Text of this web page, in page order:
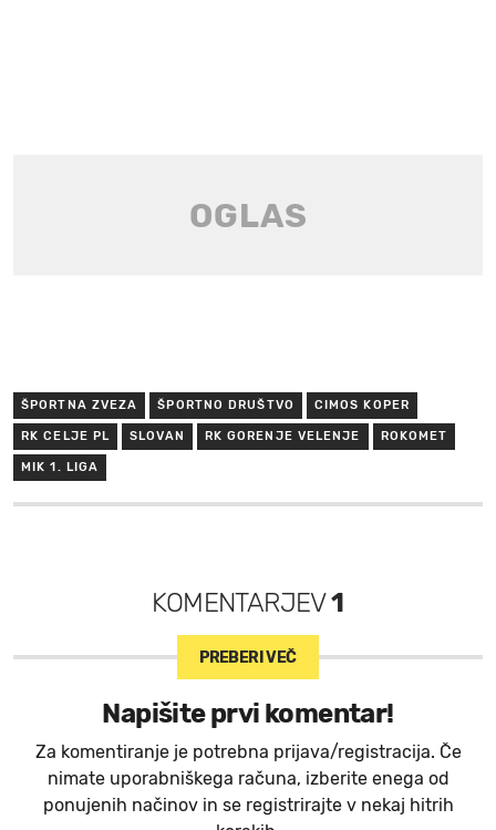
ŠPORTNA ZVEZA ŠPORTNO DRUŠTVO CIMOS KOPER
RK CELJE PL SLOVAN RK GORENJE VELENJE ROKOMET
MIK 1. LIGA
KOMENTARJEV1
PREBERI VEČ
Napišite prvi komentar!
Za komentiranje je potrebna prijava/registracija. Če
nimate uporabniškega računa, izberite enega od
ponujenih načinov in se registrirajte v nekaj hitrih